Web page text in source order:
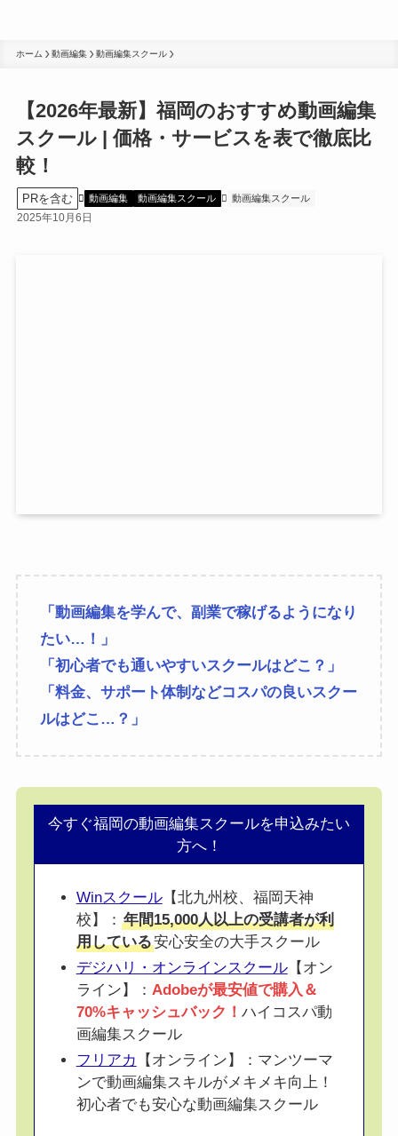
ホーム 動画編集 動画編集スクール
【2026年最新】福岡のおすすめ動画編集
スクール | 価格・サービスを表で徹底比
較！
PRを含む 動画編集 動画編集スクール 動画編集スクール
2025年10月6日
「動画編集を学んで、副業で稼げるようになり
たい…！」
「初心者でも通いやすいスクールはどこ？」
「料金、サポート体制などコスパの良いスクー
ルはどこ…？」
今すぐ福岡の動画編集スクールを申込みたい
方へ！
Winスクール【北九州校、福岡天神
校】： 年間15,000人以上の受講者が利
用している安心安全の大手スクール
デジハリ・オンラインスクール【オン
ライン】： Adobeが最安値で購入＆
70%キャッシュバック！ ハイコスパ動
画編集スクール
フリアカ 【オンライン】：マンツーマ
ンで動画編集スキルがメキメキ向上！
初心者でも安心な動画編集スクール